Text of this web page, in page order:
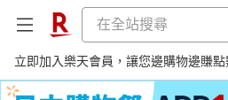
立即加入樂天會員，讓您邊購物邊賺點